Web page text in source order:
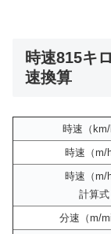
時速815キ
速換算
時速（km/
時速（m/h
時速（m/h
計算式
分速（m/